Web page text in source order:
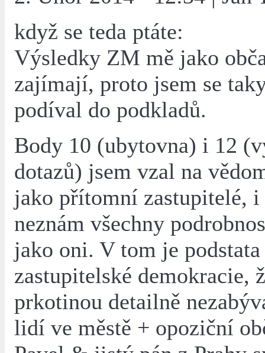
když se teda ptáte:
Výsledky ZM mě jako
zajímají, proto jsem se
podíval do podkladů.
Body 10 (ubytovna) i 12
dotazů) jsem vzal na
jako přítomní zastupitelé,
neznám všechny
jako oni. V tom je podstata
zastupitelské demokracie,
prkotinou detailně
lidí ve městě + opoziční